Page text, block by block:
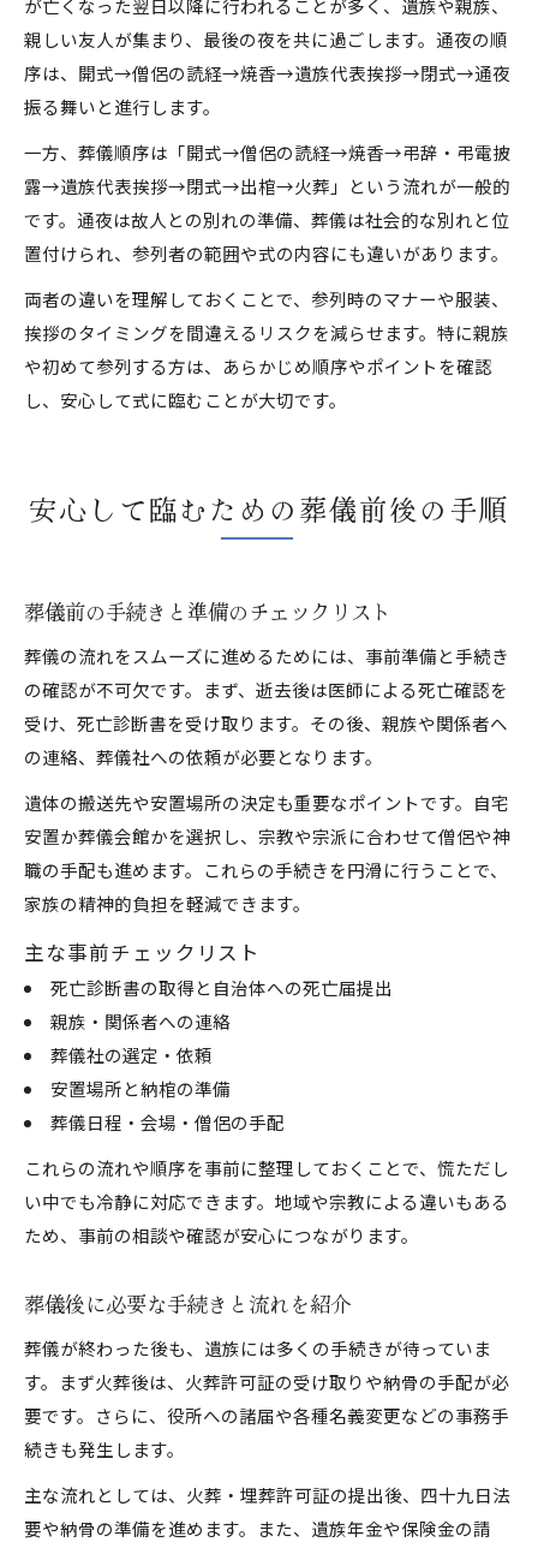
が亡くなった翌日以降に行われることが多く、遺族や親族、
親しい友人が集まり、最後の夜を共に過ごします。通夜の順
序は、開式→僧侶の読経→焼香→遺族代表挨拶→閉式→通夜
振る舞いと進行します。
一方、葬儀順序は「開式→僧侶の読経→焼香→弔辞・弔電披
露→遺族代表挨拶→閉式→出棺→火葬」という流れが一般的
です。通夜は故人との別れの準備、葬儀は社会的な別れと位
置付けられ、参列者の範囲や式の内容にも違いがあります。
両者の違いを理解しておくことで、参列時のマナーや服装、
挨拶のタイミングを間違えるリスクを減らせます。特に親族
や初めて参列する方は、あらかじめ順序やポイントを確認
し、安心して式に臨むことが大切です。
安心して臨むための葬儀前後の手順
葬儀前の手続きと準備のチェックリスト
葬儀の流れをスムーズに進めるためには、事前準備と手続き
の確認が不可欠です。まず、逝去後は医師による死亡確認を
受け、死亡診断書を受け取ります。その後、親族や関係者へ
の連絡、葬儀社への依頼が必要となります。
遺体の搬送先や安置場所の決定も重要なポイントです。自宅
安置か葬儀会館かを選択し、宗教や宗派に合わせて僧侶や神
職の手配も進めます。これらの手続きを円滑に行うことで、
家族の精神的負担を軽減できます。
主な事前チェックリスト
死亡診断書の取得と自治体への死亡届提出
親族・関係者への連絡
葬儀社の選定・依頼
安置場所と納棺の準備
葬儀日程・会場・僧侶の手配
これらの流れや順序を事前に整理しておくことで、慌ただし
い中でも冷静に対応できます。地域や宗教による違いもある
ため、事前の相談や確認が安心につながります。
葬儀後に必要な手続きと流れを紹介
葬儀が終わった後も、遺族には多くの手続きが待っていま
す。まず火葬後は、火葬許可証の受け取りや納骨の手配が必
要です。さらに、役所への諸届や各種名義変更などの事務手
続きも発生します。
主な流れとしては、火葬・埋葬許可証の提出後、四十九日法
要や納骨の準備を進めます。また、遺族年金や保険金の請